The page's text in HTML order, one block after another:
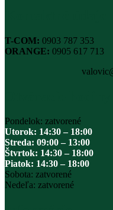
T-COM: 0903 787 353
ORANGE: 0905 617 713
Pondelok: zatvorené
Utorok: 14:30 – 18:00
Streda: 09:00 – 13:00
Štvrtok: 14:30 – 18:00
Piatok: 14:30 – 18:00
Sobota: zatvorené
Nedeľa: zatvorené